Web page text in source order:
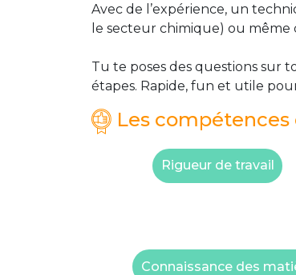
Avec de l’expérience, un
le secteur chimique) ou
Tu te poses des questions sur
étapes. Rapide, fun et utile
Les compétences
Rigueur de travail
Connaissance des